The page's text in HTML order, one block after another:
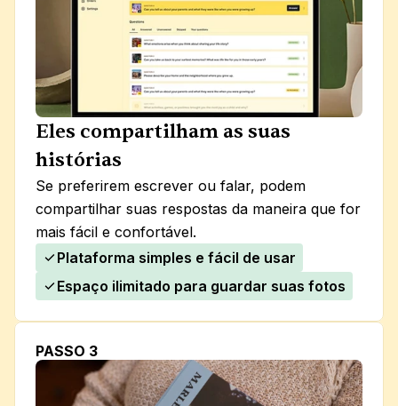
Eles compartilham as suas
histórias
Se preferirem escrever ou falar, podem
compartilhar suas respostas da maneira que for
mais fácil e confortável.
Plataforma simples e fácil de usar
Espaço ilimitado para guardar suas fotos
PASSO 3